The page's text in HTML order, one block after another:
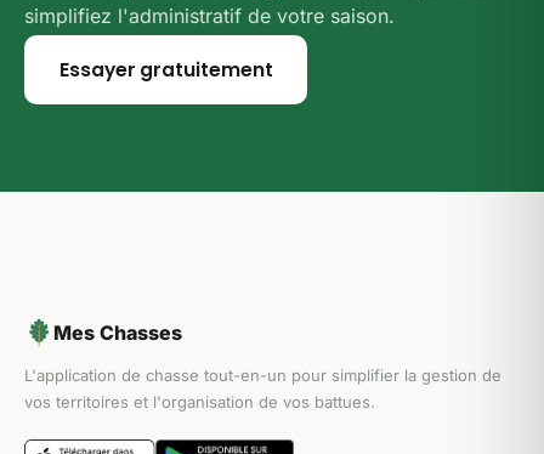
simplifiez l'administratif de votre saison.
Essayer gratuitement
Mes Chasses
L'application de chasse tout-en-un pour simplifier la gestion de
vos territoires et l'organisation de vos battues.